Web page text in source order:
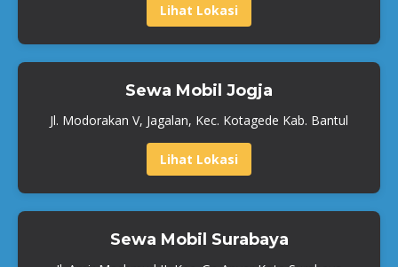
Lihat Lokasi
Sewa Mobil Jogja
Jl. Modorakan V, Jagalan, Kec. Kotagede Kab. Bantul
Lihat Lokasi
Sewa Mobil Surabaya